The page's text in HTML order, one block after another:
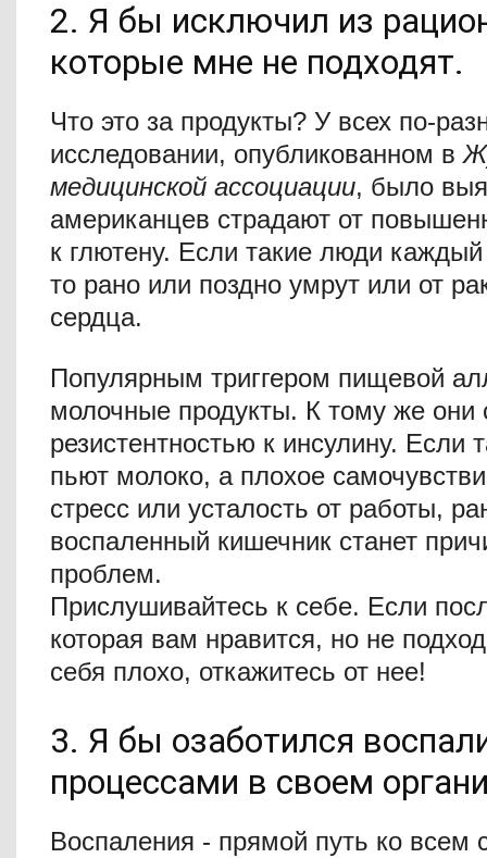
2. Я бы исключил из
которые мне не подходят.
Что это за продукты? У всех по-
исследовании, опубликованном в
медицинской ассоциации, было
американцев страдают от
к глютену. Если такие люди
то рано или поздно умрут или от
сердца.
Популярным триггером пищевой
молочные продукты. К тому же они
резистентностью к инсулину. Если
пьют молоко, а плохое
стресс или усталость от работы,
воспаленный кишечник станет
проблем.
Прислушивайтесь к себе. Если
которая вам нравится, но не
себя плохо, откажитесь от нее!
3. Я бы озаботился
процессами в своем
Воспаления - прямой путь ко всем